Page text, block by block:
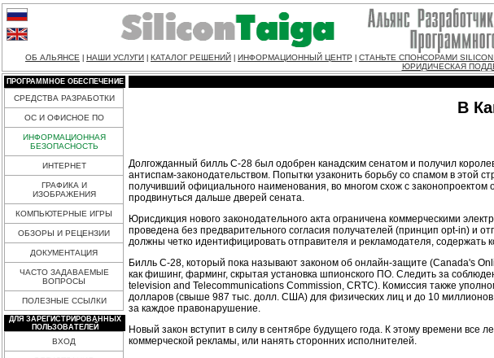
ОБ АЛЬЯНСЕ НАШИ УСЛУГИ КАТАЛОГ РЕШЕНИЙ ИНФОРМАЦИОННЫЙ ЦЕНТР СТАНЬТЕ СПОНСОРАМИ SILICON
ЮРИДИЧЕСКАЯ
ПРОГРАММНОЕ ОБЕСПЕЧЕНИЕ
СРЕДСТВА РАЗРАБОТКИ
ОС И ОФИСНОЕ ПО
ИНФОРМАЦИОННАЯ
БЕЗОПАСНОСТЬ
ИНТЕРНЕТ
ГРАФИКА И
ИЗОБРАЖЕНИЯ
КОМПЬЮТЕРНЫЕ ИГРЫ
ОБЗОРЫ И РЕЦЕНЗИИ
ДОКУМЕНТАЦИЯ
ЧАСТО ЗАДАВАЕМЫЕ
ВОПРОСЫ
ПОЛЕЗНЫЕ ССЫЛКИ
ДЛЯ ЗАРЕГИСТРИРОВАННЫХ
ПОЛЬЗОВАТЕЛЕЙ
ВХОД
В
Долгожданный билль С-28 был одобрен канадским сенатом и получил
антиспам-законодательством. Попытки узаконить борьбу со спамом в этой
получивший официального наименования, во многом схож с
продвинуться дальше дверей сената.
Юрисдикция нового законодательного акта ограничена коммерческими
проведена без предварительного согласия получателей (принцип opt-in) и
должны четко идентифицировать отправителя и рекламодателя,
Билль С-28, который пока называют законом об онлайн-защите (Canada's
как фишинг, фарминг, скрытая установка шпионского ПО. Следить за
television and Telecommunications Commission, CRTC). Комиссия также
долларов (свыше 987 тыс. долл. США) для физических лиц и до 10
за каждое правонарушение.
Новый закон вступит в силу в сентябре будущего года. К этому времени все
коммерческой рекламы, или нанять сторонних исполнителей.